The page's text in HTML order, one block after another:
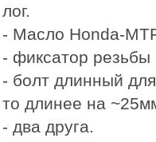
лог.
- Масло Honda-
- фиксатор
- болт длинный
то длинее на
- два друга.